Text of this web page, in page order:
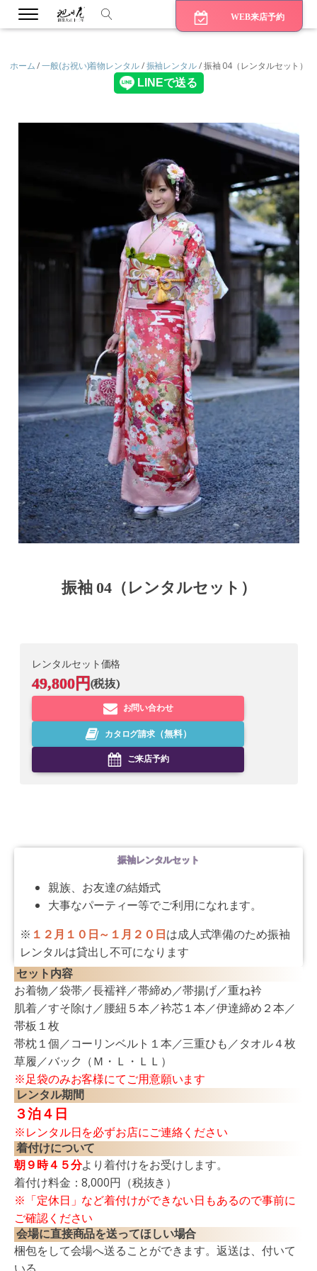
WEB来店予約
ホーム/一般(お祝い)着物レンタル/振袖レンタル/ 振袖 04（レンタルセット）
振袖 04（レンタルセット）
レンタルセット価格
49,800円 (税抜)
お問い合わせ
カタログ請求 （無料）
ご来店予約
振袖レンタルセット
親族、お友達の結婚式
大事なパーティー等でご利用になれます。
※ １２月１０日～１月２０日は成人式準備のため振袖
レンタルは貸出し不可になります
セット内容
お着物／袋帯／長襦袢／帯締め／帯揚げ／重ね衿
肌着／すそ除け／腰紐５本／衿芯１本／伊達締め２本／
帯板１枚
帯枕１個／コーリンベルト１本／三重ひも／タオル４枚
草履／バック（Ｍ・Ｌ・ＬＬ）
※足袋のみお客様にてご用意願います
レンタル期間
３泊４日
※レンタル日を必ずお店にご連絡ください
着付けについて
朝９時４５分より着付けをお受けします。
着付け料金：8,000円（税抜き）
※「定休日」など着付けができない日もあるので事前に
ご確認ください
会場に直接商品を送ってほしい場合
梱包をして会場へ送ることができます。返送は、付いて